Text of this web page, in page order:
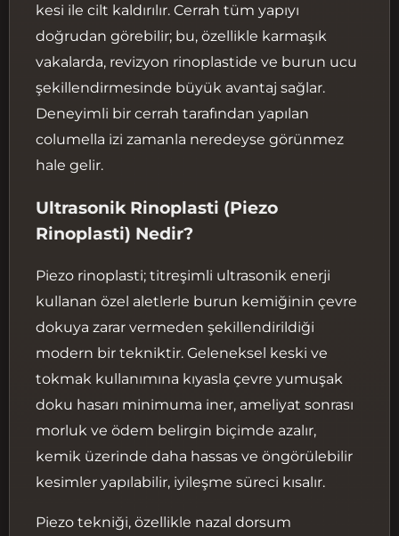
kesi ile cilt kaldırılır. Cerrah tüm yapıyı
doğrudan görebilir; bu, özellikle karmaşık
vakalarda, revizyon rinoplastide ve burun ucu
şekillendirmesinde büyük avantaj sağlar.
Deneyimli bir cerrah tarafından yapılan
columella izi zamanla neredeyse görünmez
hale gelir.
Ultrasonik Rinoplasti (Piezo
Rinoplasti) Nedir?
Piezo rinoplasti; titreşimli ultrasonik enerji
kullanan özel aletlerle burun kemiğinin çevre
dokuya zarar vermeden şekillendirildiği
modern bir tekniktir. Geleneksel keski ve
tokmak kullanımına kıyasla çevre yumuşak
doku hasarı minimuma iner, ameliyat sonrası
morluk ve ödem belirgin biçimde azalır,
kemik üzerinde daha hassas ve öngörülebilir
kesimler yapılabilir, iyileşme süreci kısalır.
Piezo tekniği, özellikle nazal dorsum